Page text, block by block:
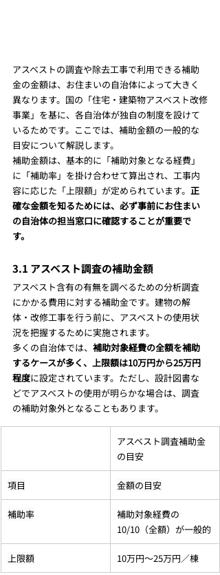
アスベストの調査や除去工事で利用できる補助
金の金額は、お住まいの自治体によって大きく
異なります。国の「住宅・建築物アスベスト改修
事業」を基に、各自治体が独自の制度を設けて
いるためです。ここでは、補助金額の一般的な
目安について解説します。
補助金額は、基本的に「補助対象となる経費」
に「補助率」を掛け合わせて算出され、工事内
容に応じた「上限額」が定められています。 正
確な金額を知るためには、必ず事前にお住まい
の自治体の担当窓口に確認することが重要で
す。
3.1 アスベスト調査の補助金額
アスベスト含有の有無を調べるための分析調査
にかかる費用に対する補助金です。建物の解
体・改修工事を行う前に、アスベストの使用状
況を把握するために実施されます。
多くの自治体では、 補助対象経費の全額を補助
するケースが多く、上限額は10万円から25万円
程度に設定されています。ただし、設計図書な
どでアスベストの使用が明らかな場合は、調査
の補助対象外となることもあります。
アスベスト調査補助金
の目安
項目 金額の目安
補助率
補助対象経費の
10/10（全額）が一般的
上限額 10万円～25万円／棟